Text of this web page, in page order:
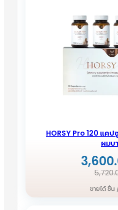
HORSY Pro 120 แค
ผมบ
ขายได้ ชิ้น